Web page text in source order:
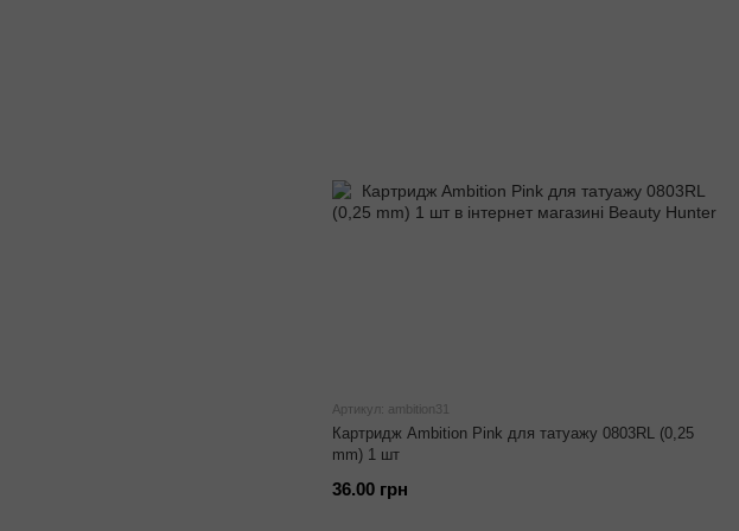
Артикул: ambition31
Картридж Ambition Pink для татуажу 0803RL (0,25
mm) 1 шт
36.00 грн